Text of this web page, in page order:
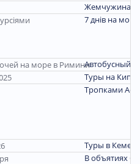
Жемчужина
7 днів на морі
Автобусный
Туры на Кипр
Тропками
Туры в Кемер
В объятиях